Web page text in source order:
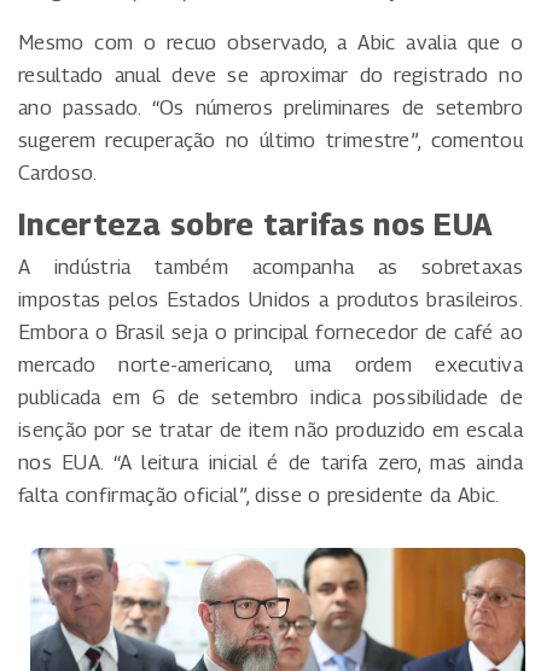
Mesmo com o recuo observado, a Abic avalia que o
resultado anual deve se aproximar do registrado no
ano passado. “Os números preliminares de setembro
sugerem recuperação no último trimestre”, comentou
Cardoso.
Incerteza sobre tarifas nos EUA
A indústria também acompanha as sobretaxas
impostas pelos Estados Unidos a produtos brasileiros.
Embora o Brasil seja o principal fornecedor de café ao
mercado norte-americano, uma ordem executiva
publicada em 6 de setembro indica possibilidade de
isenção por se tratar de item não produzido em escala
nos EUA. “A leitura inicial é de tarifa zero, mas ainda
falta confirmação oficial”, disse o presidente da Abic.